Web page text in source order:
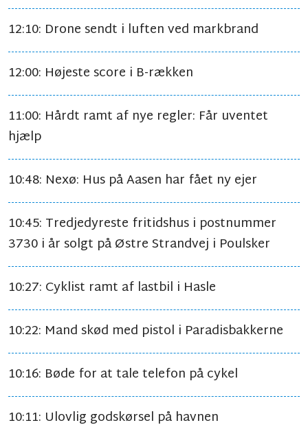
12:10: Drone sendt i luften ved markbrand
12:00: Højeste score i B-rækken
11:00: Hårdt ramt af nye regler: Får uventet
hjælp
10:48: Nexø: Hus på Aasen har fået ny ejer
10:45: Tredjedyreste fritidshus i postnummer
3730 i år solgt på Østre Strandvej i Poulsker
10:27: Cyklist ramt af lastbil i Hasle
10:22: Mand skød med pistol i Paradisbakkerne
10:16: Bøde for at tale telefon på cykel
10:11: Ulovlig godskørsel på havnen